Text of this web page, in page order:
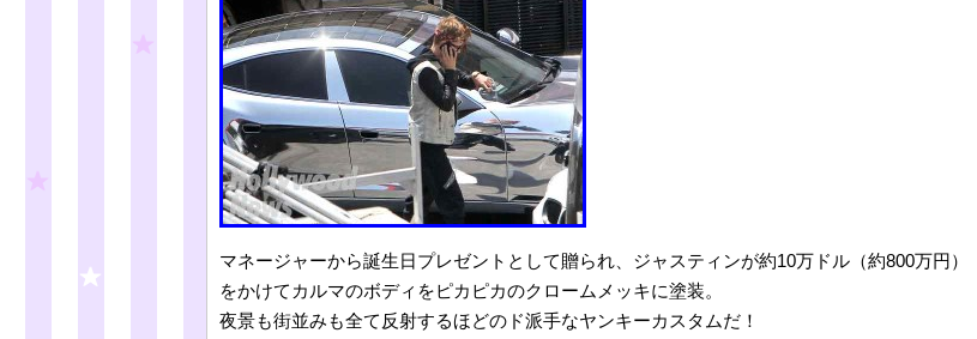
マネージャーから誕生日プレゼントとして贈られ、ジャスティンが約10万ドル（約800万円）
をかけてカルマのボディをピカピカのクロームメッキに塗装。
夜景も街並みも全て反射するほどのド派手なヤンキーカスタムだ！